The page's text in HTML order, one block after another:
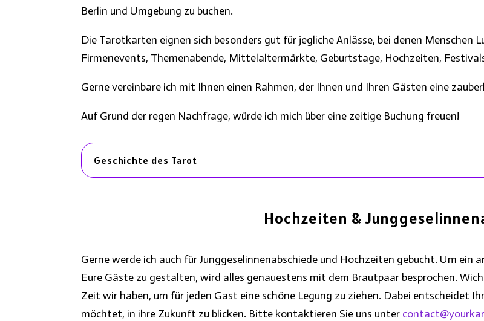
Berlin und Umgebung zu buchen.
Die Tarotkarten eignen sich besonders gut für jegliche Anlässe, bei denen Menschen
Firmenevents, Themenabende, Mittelaltermärkte, Geburtstage, Hochzeiten,
Gerne vereinbare ich mit Ihnen einen Rahmen, der Ihnen und Ihren Gästen eine
Auf Grund der regen Nachfrage, würde ich mich über eine zeitige Buchung freuen!
Geschichte des Tarot
Hochzeiten &
Gerne werde ich auch für Junggeselinnenabschiede und Hochzeiten gebucht. Um ein
Eure Gäste zu gestalten, wird alles genauestens mit dem Brautpaar besprochen.
Zeit wir haben, um für jeden Gast eine schöne Legung zu ziehen. Dabei entscheidet
möchtet, in ihre Zukunft zu blicken. Bitte kontaktieren Sie uns unter